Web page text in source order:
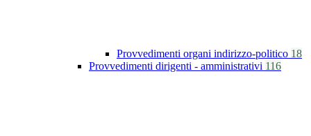
Provvedimenti organi indirizzo-politico 18
Provvedimenti dirigenti - amministrativi 116